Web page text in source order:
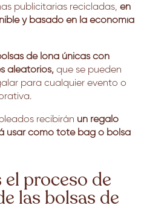
publicitarias recicladas, en
y basado en la economía
de lona únicas con
aleatorios,que se pueden
para cualquier evento o
recibirán un regalo
usar como tote bag o bolsa
el proceso de
las bolsas de